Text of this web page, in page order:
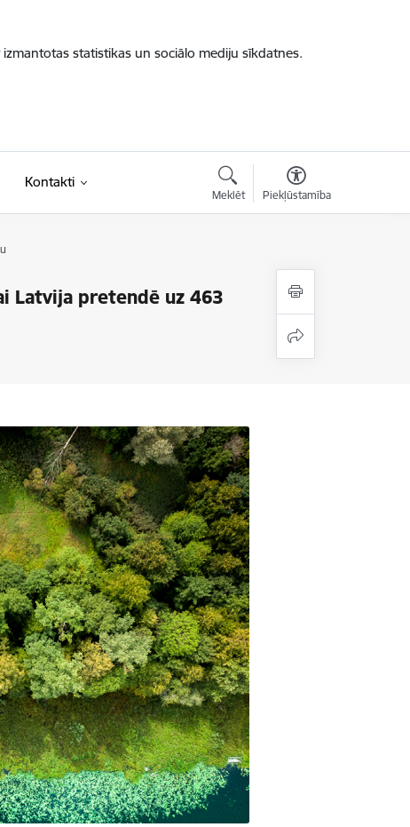
statistikas un sociālo mediju sīkdatnes.
Kontakti
Meklēt Piekļūstamība
Latvija pretendē uz 463